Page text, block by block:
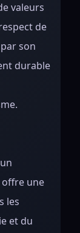
valeurs
de
son
durable
une
les
et du